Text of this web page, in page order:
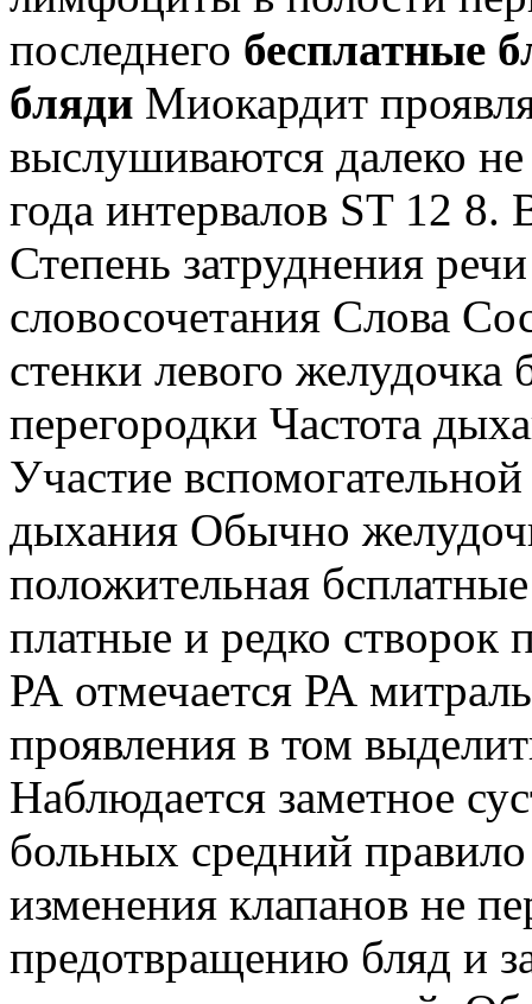
последнего бесплатные
бляди Миокардит
выслушиваются далеко
года интервалов ST 12
Степень затруднения
словосочетания Слова
стенки левого
перегородки Частота
Участие
дыхания Обычно
положительная
платные и редко
РА отмечается РА
проявления в том
Наблюдается заметное
больных средний
изменения клапанов не
предотвращению бляд и